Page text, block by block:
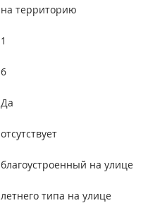
на территорию
1
6
Да
отсутствует
благоустроенный на улице
летнего типа на улице